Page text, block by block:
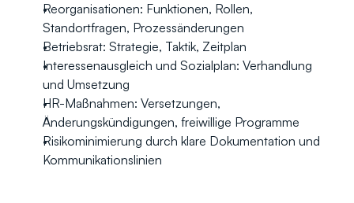
Reorganisationen: Funktionen, Rollen,
Standortfragen, Prozessänderungen
Betriebsrat: Strategie, Taktik, Zeitplan
Interessenausgleich und Sozialplan: Verhandlung
und Umsetzung
HR-Maßnahmen: Versetzungen,
Änderungskündigungen, freiwillige Programme
Risikominimierung durch klare Dokumentation und
Kommunikationslinien